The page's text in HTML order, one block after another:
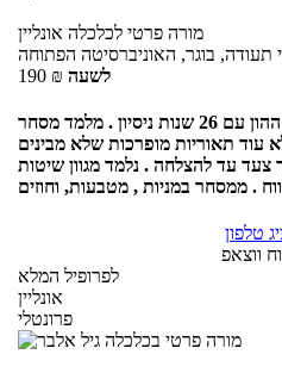
מורה פרטי לכלכלה אונליין
תעודה, בוגר, האוניברסיטה הפתוחה
190 ₪ לשעה
אני מורה פרטי למסחר בשוק ההון עם 26 שנות ניסיון . מלמד מסחר
תאוריות מופרכות שלא מבינים
צעד עד להצלחה . נלמד מגוון שיטות
. ממסחר במניות , מטבעות, וחוזים
טלפון
ווצאפ
לפרופיל המלא
אונליין
פרונטלי